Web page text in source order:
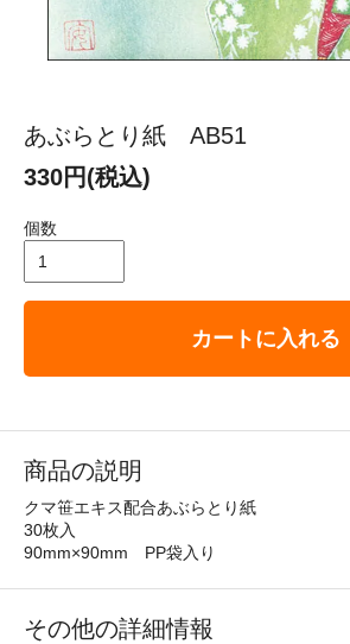
あぶらとり紙 AB51
330円(税込)
個数
カートに入れる
商品の説明
クマ笹エキス配合あぶらとり紙
30枚入
90mm×90mm PP袋入り
その他の詳細情報